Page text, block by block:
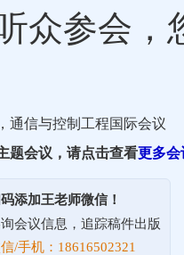
众参会，
通信与控制工程国际会议
题会议，请点击查看更多会
添加王老师微信！
会议信息，追踪稿件出版
/手机：18616502321